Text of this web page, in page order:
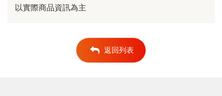
以實際商品資訊為主
返回列表